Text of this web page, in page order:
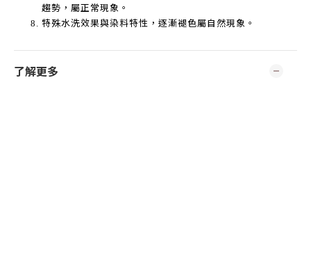
趨勢，屬正常現象。
特殊水洗效果與染料特性，逐漸褪色屬自然現象。
了解更多